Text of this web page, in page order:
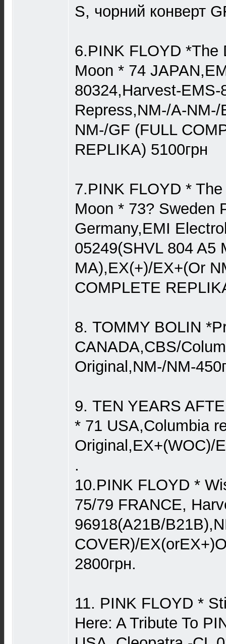
S, чорний конверт
6.PINK FLOYD *The
Moon * 74
80324,Harvest-EMS-
Repress,NM-/A-NM-/
NM-/GF (FULL
REPLIKA) 5100грн
7.PINK FLOYD *
Moon * 73? Sweden
Germany,EMI
05249(SHVL 804 A5
MA),EX(+)/EX+(Or
COMPLETE
8. TOMMY BOLIN
CANADA,CBS/
Original,NM-/NM-
9. TEN YEARS
* 71 USA,Columbia
Original,EX+(WOC)/
.
10.PINK FLOYD *
75/79 FRANCE,
96918(A21B/
COVER)/
2800грн.
11. PINK FLOYD *
Here: A Tribute To